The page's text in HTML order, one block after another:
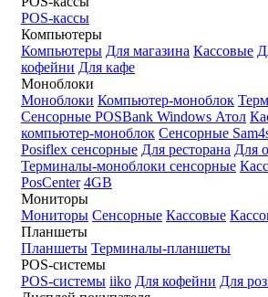
POS-кассы
Компьютеры
Компьютеры Для магазина Кассовые
кофейни Для кафе
Моноблоки
Моноблоки Компьютер-моноблок
Сенсорные POSBank Windows Атол
компьютер-моноблок Сенсорные
Posiflex сенсорные Для ресторана Для
Терминалы-моноблоки сенсорные
PosCenter 4GB
Мониторы
Мониторы Сенсорные Кассовые
Планшеты
Планшеты Терминалы-планшеты
POS-системы
POS-системы iiko Для кофейни Для